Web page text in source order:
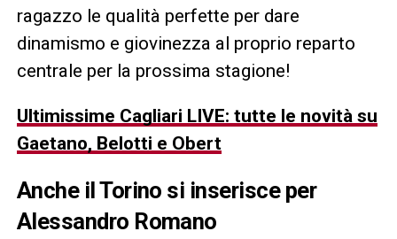
ragazzo le qualità perfette per dare
dinamismo e giovinezza al proprio reparto
centrale per la prossima stagione!
Ultimissime Cagliari LIVE: tutte le novità su
Gaetano, Belotti e Obert
Anche il Torino si inserisce per
Alessandro Romano